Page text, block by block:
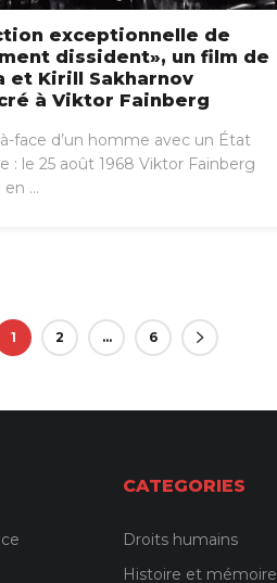
exceptionnelle de
dissident», un film de
et Kirill Sakharnov
à Viktor Fainberg
face d’un homme avec un État
: le 25 août 1968 Viktor Fainberg
...
1 2 … 6
CATEGORIES
Droits humains
Histoire et mémoire